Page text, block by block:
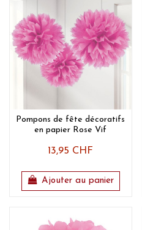
Pompons de fête décoratifs
en papier Rose Vif
13,95 CHF
Ajouter au panier